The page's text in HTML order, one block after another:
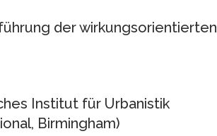
der wirkungsorientierten
Institut für Urbanistik
Birmingham)